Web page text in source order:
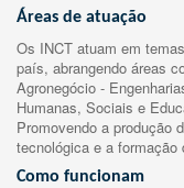
Áreas de atuação
Os INCT atuam em
país, abrangendo áreas
Agronegócio -
Humanas, Sociais e
Promovendo a produção
tecnológica e a
Como funcionam